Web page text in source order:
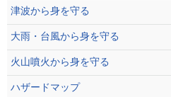
津波から身を守る
大雨・台風から身を守る
火山噴火から身を守る
ハザードマップ